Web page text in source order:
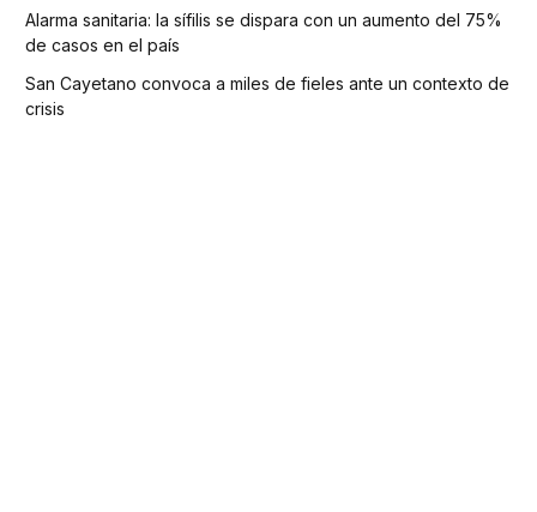
Alarma sanitaria: la sífilis se dispara con un aumento del 75%
de casos en el país
San Cayetano convoca a miles de fieles ante un contexto de
crisis